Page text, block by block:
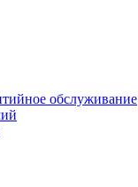
обслуживание